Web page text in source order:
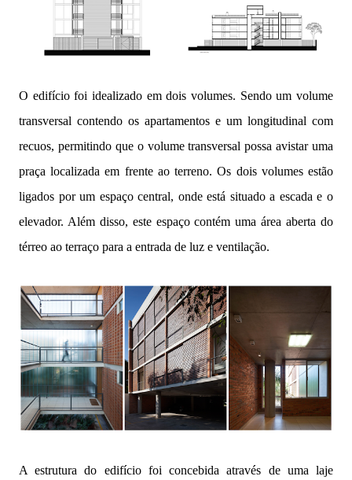
O edifício foi idealizado em dois volumes. Sendo um volume
transversal contendo os apartamentos e um longitudinal com
recuos, permitindo que o volume transversal possa avistar uma
praça localizada em frente ao terreno. Os dois volumes estão
ligados por um espaço central, onde está situado a escada e o
elevador. Além disso, este espaço contém uma área aberta do
térreo ao terraço para a entrada de luz e ventilação.
A estrutura do edifício foi concebida através de uma laje